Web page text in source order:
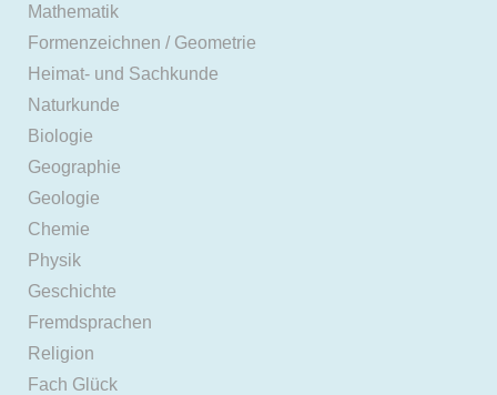
Mathematik
Formenzeichnen / Geometrie
Heimat- und Sachkunde
Naturkunde
Biologie
Geographie
Geologie
Chemie
Physik
Geschichte
Fremdsprachen
Religion
Fach Glück